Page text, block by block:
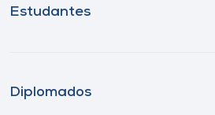
Estudantes
Diplomados